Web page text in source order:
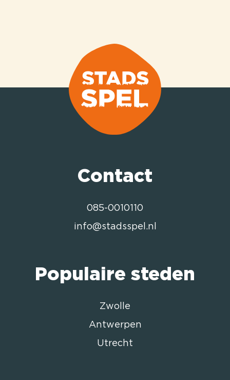
Contact
085-0010110
info@stadsspel.nl
Populaire steden
Zwolle
Antwerpen
Utrecht